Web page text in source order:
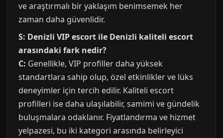
ve araştırmalı bir yaklaşım benimsemek her
zaman daha güvenlidir.
S: Denizli VIP escort ile Denizli kaliteli escort
arasındaki fark nedir?
C: Genellikle, VIP profiller daha yüksek
standartlara sahip olup, özel etkinlikler ve lüks
deneyimler için tercih edilir. Kaliteli escort
profilleri ise daha ulaşılabilir, samimi ve gündelik
buluşmalara odaklanır. Fiyatlandırma ve hizmet
yelpazesi, bu iki kategori arasında belirleyici